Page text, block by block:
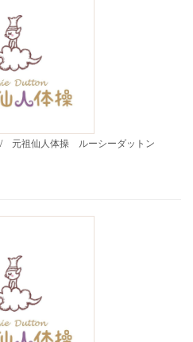
元祖仙人体操 ルーシーダットン